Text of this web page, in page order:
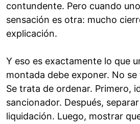
contundente. Pero cuando
sensación es otra: mucho
explicación.
Y eso es exactamente lo que
montada debe exponer. No
Se trata de ordenar. Primero,
sancionador. Después,
liquidación. Luego, mostrar